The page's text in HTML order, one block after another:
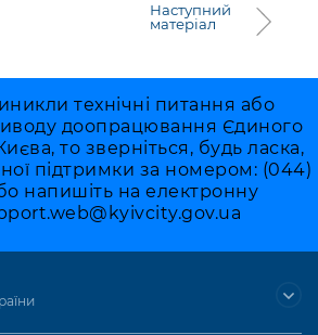
Наступний
матеріал
технічні питання або
доопрацювання Єдиного
то зверніться, будь ласка,
підтримки за номером: (044)
напишіть на електронну